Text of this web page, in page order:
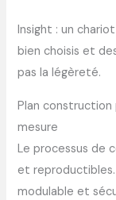
Insight : un
bien choisis et
pas la légèreté.
Plan construction
mesure
Le processus de
et reproductibles.
modulable et